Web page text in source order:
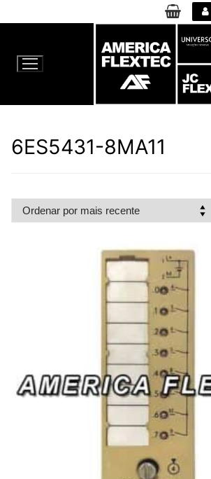
para
conteúdo
6ES5431-8MA11